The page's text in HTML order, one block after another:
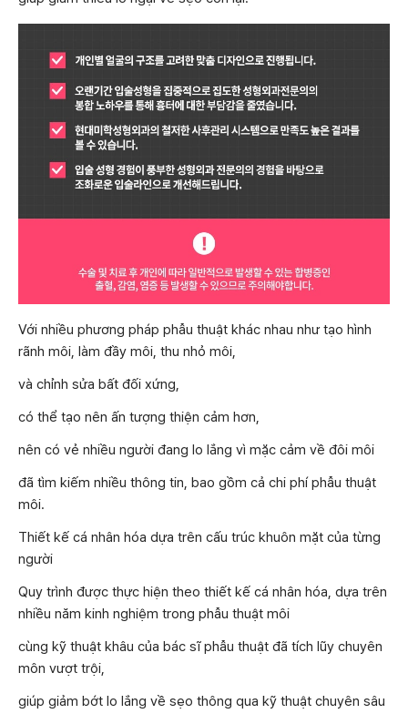
Với nhiều phương pháp phẫu thuật khác nhau như tạo hình
rãnh môi, làm đầy môi, thu nhỏ môi,
và chỉnh sửa bất đối xứng,
có thể tạo nên ấn tượng thiện cảm hơn,
nên có vẻ nhiều người đang lo lắng vì mặc cảm về đôi môi
đã tìm kiếm nhiều thông tin, bao gồm cả chi phí phẫu thuật
môi.
Thiết kế cá nhân hóa dựa trên cấu trúc khuôn mặt của từng
người
Quy trình được thực hiện theo thiết kế cá nhân hóa, dựa trên
nhiều năm kinh nghiệm trong phẫu thuật môi
cùng kỹ thuật khâu của bác sĩ phẫu thuật đã tích lũy chuyên
môn vượt trội,
giúp giảm bớt lo lắng về sẹo thông qua kỹ thuật chuyên sâu